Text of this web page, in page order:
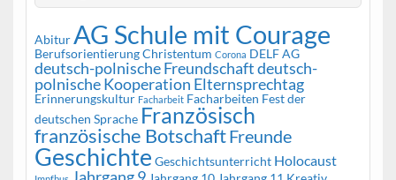
AbiturAG Schule mit Courage
BerufsorientierungChristentum Corona DELF AG
deutsch-polnische Freundschaftdeutsch-
polnische Kooperation Elternsprechtag
Erinnerungskultur Facharbeit Facharbeiten Fest der
deutschen Sprache Französisch
französische BotschaftFreunde
Geschichte Geschichtsunterricht Holocaust